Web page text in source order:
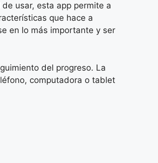
usar, esta app permite a
que hace a
en lo más importante y ser
del progreso. La
computadora o tablet